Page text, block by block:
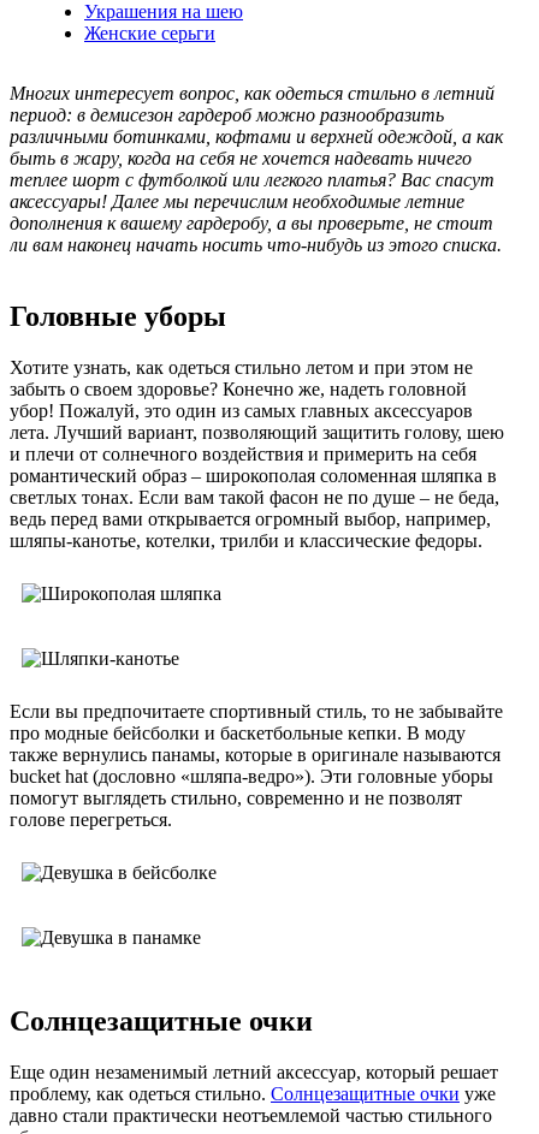
Украшения на шею
Женские серьги
Многих интересует вопрос, как одеться стильно в летний
период: в демисезон гардероб можно разнообразить
различными ботинками, кофтами и верхней одеждой, а как
быть в жару, когда на себя не хочется надевать ничего
теплее шорт с футболкой или легкого платья? Вас спасут
аксессуары! Далее мы перечислим необходимые летние
дополнения к вашему гардеробу, а вы проверьте, не стоит
ли вам наконец начать носить что-нибудь из этого списка.
Головные уборы
Хотите узнать, как одеться стильно летом и при этом не
забыть о своем здоровье? Конечно же, надеть головной
убор! Пожалуй, это один из самых главных аксессуаров
лета. Лучший вариант, позволяющий защитить голову, шею
и плечи от солнечного воздействия и примерить на себя
романтический образ – широкополая соломенная шляпка в
светлых тонах. Если вам такой фасон не по душе – не беда,
ведь перед вами открывается огромный выбор, например,
шляпы-канотье, котелки, трилби и классические федоры.
Если вы предпочитаете спортивный стиль, то не забывайте
про модные бейсболки и баскетбольные кепки. В моду
также вернулись панамы, которые в оригинале называются
bucket hat (дословно «шляпа-ведро»). Эти головные уборы
помогут выглядеть стильно, современно и не позволят
голове перегреться.
Солнцезащитные очки
Еще один незаменимый летний аксессуар, который решает
проблему, как одеться стильно. Солнцезащитные очки уже
давно стали практически неотъемлемой частью стильного